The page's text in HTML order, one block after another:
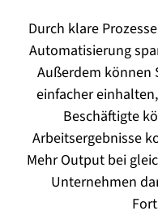
Durch klare
Automatisierung
Außerdem können
einfacher
Beschäftigte
Arbeitsergebnisse
Mehr Output bei
Unternehmen